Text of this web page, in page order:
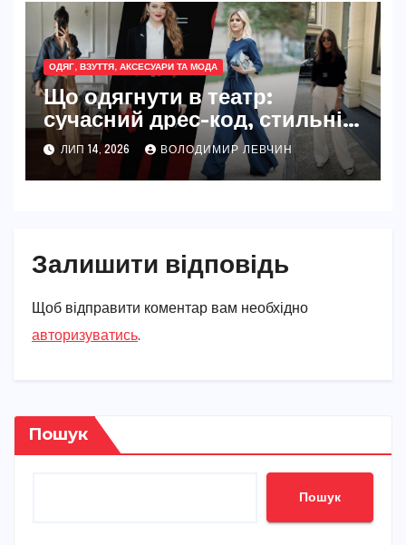
ОДЯГ, ВЗУТТЯ, АКСЕСУАРИ ТА МОДА
Що одягнути в театр:
сучасний дрес-код, стильні
образи та практичні поради
для будь-якої вистави
ЛИП 14, 2026 ВОЛОДИМИР ЛЕВЧИН
Залишити відповідь
Щоб відправити коментар вам необхідно
авторизуватись.
Пошук
Пошук